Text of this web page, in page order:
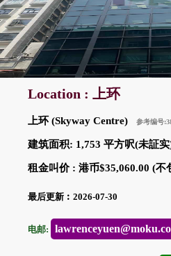
Location : 上环
上环 (Skyway Centre) 参考编号
建筑面积: 1,753 平方呎(未証
租金叫价 : 港币$35,060.00 (不
最后更新︰2026-07-30
电邮: